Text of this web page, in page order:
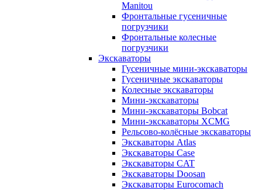
Manitou
Фронтальные гусеничные
погрузчики
Фронтальные колесные
погрузчики
Экскаваторы
Гусеничные мини-экскаваторы
Гусеничные экскаваторы
Колесные экскаваторы
Мини-экскаваторы
Мини-экскаваторы Bobcat
Мини-экскаваторы XCMG
Рельсово-колёсные экскаваторы
Экскаваторы Atlas
Экскаваторы Case
Экскаваторы CAT
Экскаваторы Doosan
Экскаваторы Eurocomach